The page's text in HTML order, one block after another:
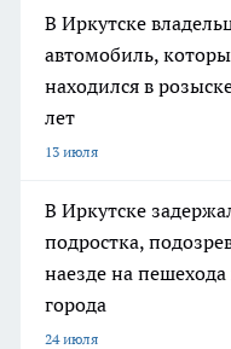
В Иркутске
автомобиль,
находился в
лет
13 июля
В Иркутске
подростка,
наезде на пешехода
города
24 июля